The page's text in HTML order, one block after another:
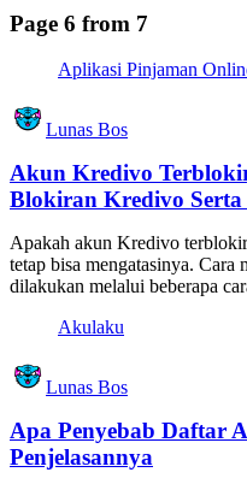
Page 6 from 7
Aplikasi Pinjaman
Lunas Bos
Akun Kredivo
Blokiran Kredivo Serta
Apakah akun Kredivo
tetap bisa mengatasinya.
dilakukan melalui beberapa
Akulaku
Lunas Bos
Apa Penyebab Daftar
Penjelasannya